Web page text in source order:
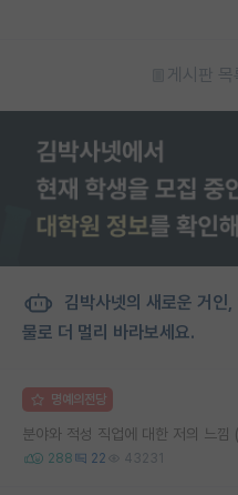
게시판 목
김박사넷의 새로운 거인
물로 더 멀리 바라보세요.
명예의전당
분야와 적성 직업에 대한 저의 느낌
288 22 43231